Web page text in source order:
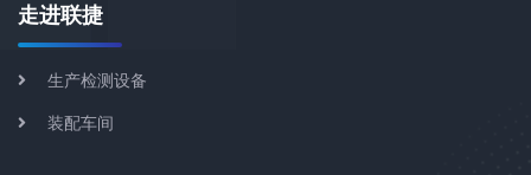
走进联捷
生产检测设备
装配车间